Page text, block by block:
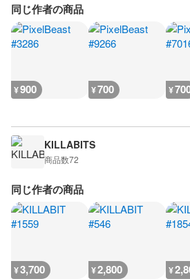
同じ作者の商品
¥900 ¥700 ¥
KILLABITS
商品数72
同じ作者の商品
¥3,700 ¥2,800 ¥